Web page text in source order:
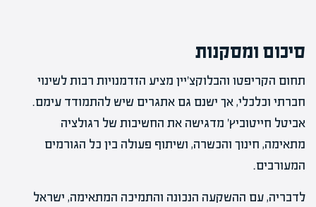
סיכום ומסקנות
תחום הקריפטו והבלוקצ'יין מציע הזדמנויות רבות לשינוי
חברתי וכלכלי, אך ישנם גם אתגרים שיש להתמודד עימם.
אביטל חייטוביץ' מדגישה את החשיבות של רגולציה
מתאימה, חינוך והכשרה, ושיתוף פעולה בין כל הגורמים
המעורבים.
לדבריה, עם ההשקעה הנכונה והתמיכה המתאימה, ישראל